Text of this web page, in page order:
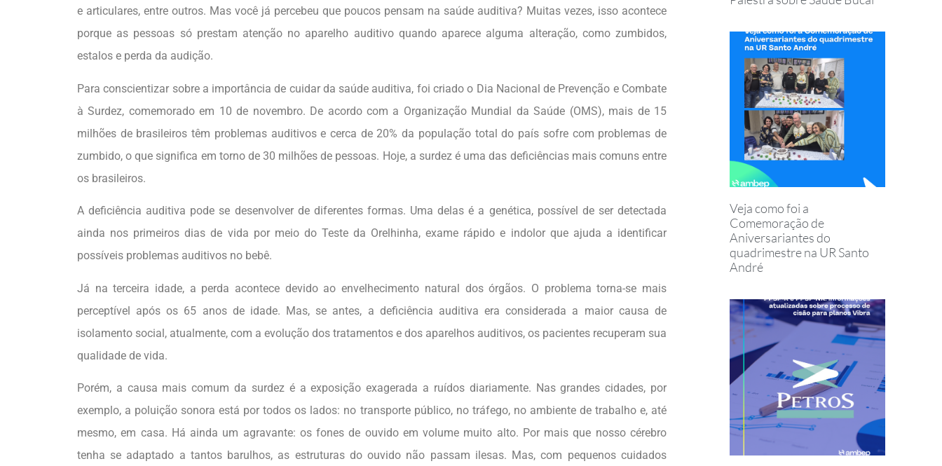
e articulares, entre outros. Mas você já percebeu que poucos pensam na saúde auditiva? Muitas vezes, isso acontece
porque as pessoas só prestam atenção no aparelho auditivo quando aparece alguma alteração, como zumbidos,
estalos e perda da audição.
Para conscientizar sobre a importância de cuidar da saúde auditiva, foi criado o Dia Nacional de Prevenção e Combate
à Surdez, comemorado em 10 de novembro. De acordo com a Organização Mundial da Saúde (OMS), mais de 15
milhões de brasileiros têm problemas auditivos e cerca de 20% da população total do país sofre com problemas de
zumbido, o que significa em torno de 30 milhões de pessoas. Hoje, a surdez é uma das deficiências mais comuns entre
os brasileiros.
A deficiência auditiva pode se desenvolver de diferentes formas. Uma delas é a genética, possível de ser detectada
ainda nos primeiros dias de vida por meio do Teste da Orelhinha, exame rápido e indolor que ajuda a identificar
possíveis problemas auditivos no bebê.
Já na terceira idade, a perda acontece devido ao envelhecimento natural dos órgãos. O problema torna-se mais
perceptível após os 65 anos de idade. Mas, se antes, a deficiência auditiva era considerada a maior causa de
isolamento social, atualmente, com a evolução dos tratamentos e dos aparelhos auditivos, os pacientes recuperam sua
qualidade de vida.
Porém, a causa mais comum da surdez é a exposição exagerada a ruídos diariamente. Nas grandes cidades, por
exemplo, a poluição sonora está por todos os lados: no transporte público, no tráfego, no ambiente de trabalho e, até
mesmo, em casa. Há ainda um agravante: os fones de ouvido em volume muito alto. Por mais que nosso cérebro
tenha se adaptado a tantos barulhos, as estruturas do ouvido não passam ilesas. Mas, com pequenos cuidados
Veja como foi a
Comemoração de
Aniversariantes do
quadrimestre na UR Santo
André